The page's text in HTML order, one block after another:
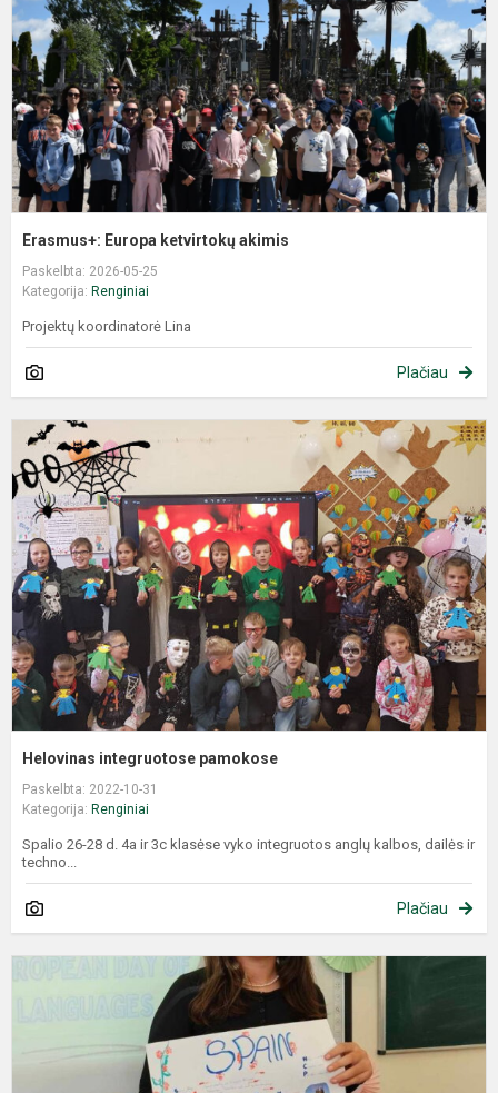
Erasmus+: Europa ketvirtokų akimis
Paskelbta: 2026-05-25
Kategorija: Renginiai
Projektų koordinatorė Lina
Plačiau
​​​​​​​Helovinas integruotose pamokose
Paskelbta: 2022-10-31
Kategorija: Renginiai
Spalio 26-28 d. 4a ir 3c klasėse vyko integruotos anglų kalbos, dailės ir
techno...
Plačiau